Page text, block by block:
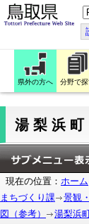
こ
の
ペ
ー
ジ
翻
訳
す
県外の方へ 分野で
湯梨浜町
現在の位置： ホーム
まちづくり課
景観
図（参考）
湯梨浜